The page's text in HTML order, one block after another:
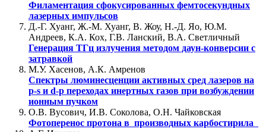
Филаментация сфокусированных фемтосекундных
лазерных импульсов
Д.-Г. Хуанг, Ж.-М. Хуанг, В. Жоу, Н.-Д. Яо, Ю.М.
Андреев, К.А. Кох, Г.В. Ланский, В.А. Светличный
Генерация ТГц излучения методом даун-конверсии с
затравкой
М.У. Хасенов, А.К. Амренов
Спектры люминесценции активных сред лазеров на
p-s и d-p переходах инертных газов при возбуждении
ионным пучком
О.В. Вусович, И.В. Соколова, О.Н. Чайковская
Фотоперенос протона в производных карбостирила